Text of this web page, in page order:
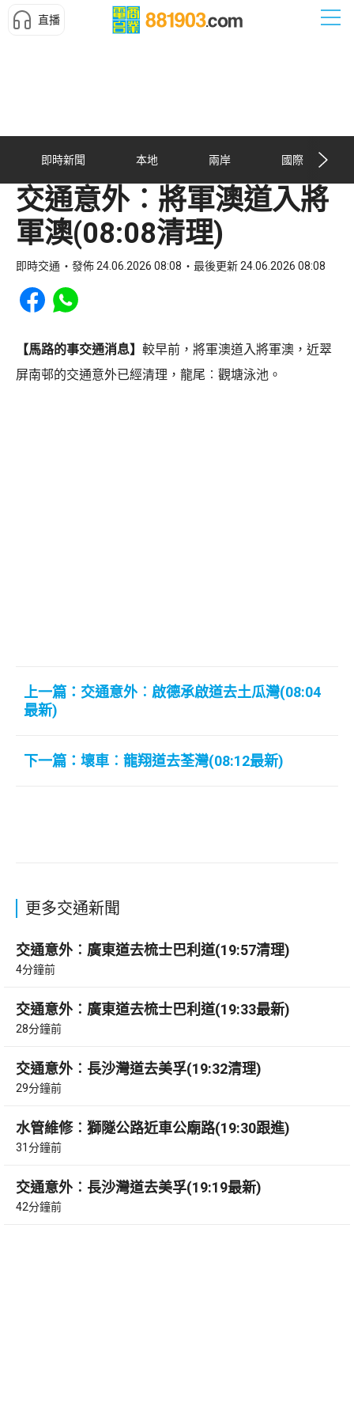
直播
即時新聞 本地 兩岸 國際
交通意外︰將軍澳道入將
軍澳(08:08清理)
即時交通 發佈 24.06.2026 08:08 最後更新 24.06.2026 08:08
Share to Facebook
Share to WhatsApp
【馬路的事交通消息】 較早前，將軍澳道入將軍澳，近翠
屏南邨的交通意外已經清理，龍尾︰觀塘泳池。
上一篇：交通意外︰啟德承啟道去土瓜灣(08:04
最新)
下一篇：壞車︰龍翔道去荃灣(08:12最新)
更多交通新聞
交通意外︰廣東道去梳士巴利道(19:57清理)
4分鐘前
交通意外︰廣東道去梳士巴利道(19:33最新)
28分鐘前
交通意外︰長沙灣道去美孚(19:32清理)
29分鐘前
水管維修︰獅隧公路近車公廟路(19:30跟進)
31分鐘前
交通意外︰長沙灣道去美孚(19:19最新)
42分鐘前